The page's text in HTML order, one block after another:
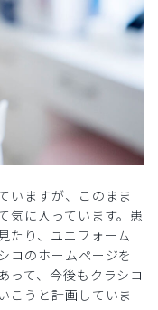
いますが、このまま
気に入っています。患
たり、ユニフォーム
コのホームページを
って、今後もクラシコ
こうと計画していま